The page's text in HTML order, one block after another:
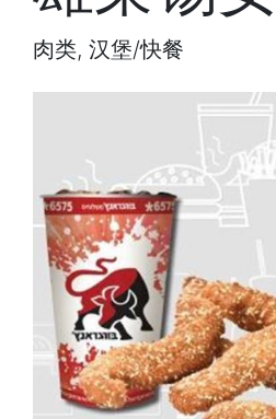
肉类, 汉堡/快餐